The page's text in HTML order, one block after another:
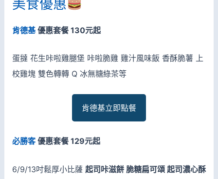
美食優惠
肯德基優惠套餐 130元起
蛋撻 花生咔啦雞腿堡 咔啦脆雞 雞汁風味飯 香酥脆薯 上
校雞塊 雙色轉轉 Q 冰無糖綠茶等
肯德基立即點餐
必勝客優惠套餐 129元起
6/9/13吋鬆厚小比薩 起司咔滋餅 脆糖扁可頌 起司濃心酥